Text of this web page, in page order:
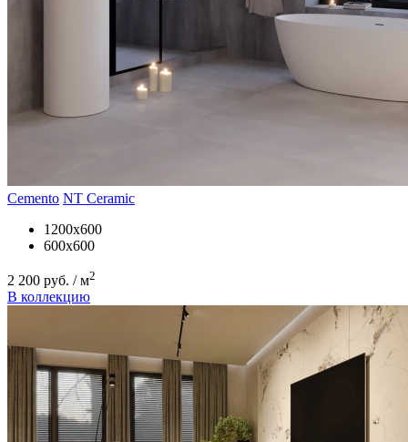
Cemento NT Ceramic
1200x600
600x600
2 200 руб. / м2
В коллекцию